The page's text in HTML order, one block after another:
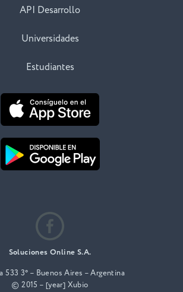
API Desarrollo
Universidades
Estudiantes
Soluciones Online S.A.
533 3° – Buenos Aires – Argentina
© 2015 – [year] Xubio